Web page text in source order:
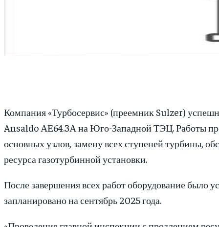
Компания «Турбосервис» (преемник Sulzer)
Ansaldo АЕ64.3А на Юго-Западной ТЭЦ. Работы
основных узлов, замену всех ступеней турбины,
ресурса газотурбинной установки.
После завершения всех работ оборудование
запланировано на сентябрь 2025 года.